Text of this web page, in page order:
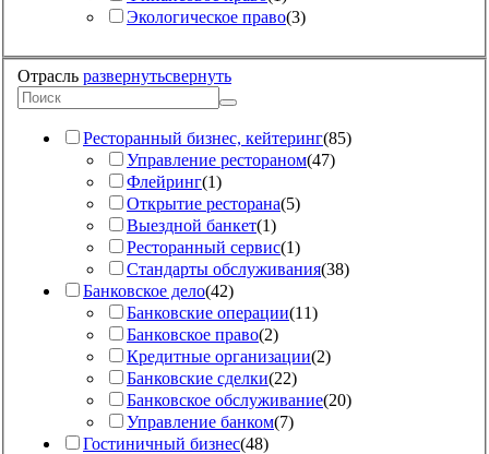
Экологическое право(3)
Отрасль развернутьсвернуть
Ресторанный бизнес, кейтеринг(85)
Управление рестораном(47)
Флейринг(1)
Открытие ресторана(5)
Выездной банкет(1)
Ресторанный сервис(1)
Стандарты обслуживания(38)
Банковское дело(42)
Банковские операции(11)
Банковское право(2)
Кредитные организации(2)
Банковские сделки(22)
Банковское обслуживание(20)
Управление банком(7)
Гостиничный бизнес(48)